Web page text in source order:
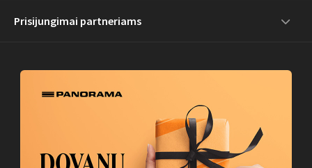
Prisijungimai partneriams